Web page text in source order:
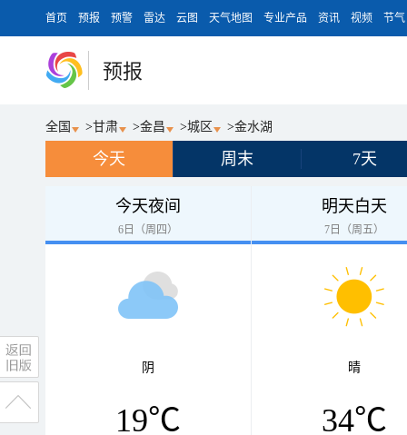
首页 预报 预警 雷达 云图 天气地图 专业产品 资讯 视频 节气
预报
全国 >甘肃 >金昌 >城区 >金水湖
今天 周末 7天
今天夜间
6日（周四）
阴
19℃
明天白天
7日（周五）
晴
34℃